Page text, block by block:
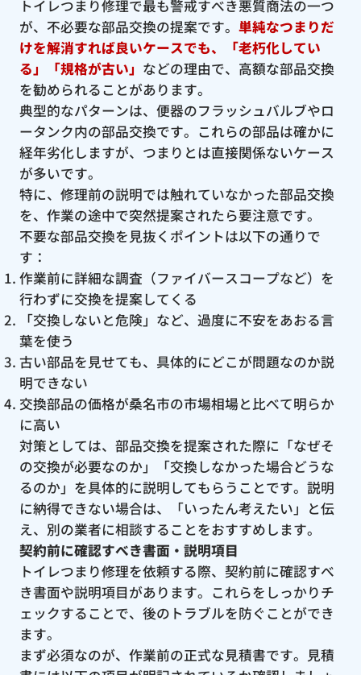
トイレつまり修理で最も警戒すべき悪質商法の一つ
が、不必要な部品交換の提案です。 単純なつまりだ
けを解消すれば良いケースでも、「老朽化してい
る」「規格が古い」 などの理由で、高額な部品交換
を勧められることがあります。
典型的なパターンは、便器のフラッシュバルブやロ
ータンク内の部品交換です。これらの部品は確かに
経年劣化しますが、つまりとは直接関係ないケース
が多いです。
特に、修理前の説明では触れていなかった部品交換
を、作業の途中で突然提案されたら要注意です。
不要な部品交換を見抜くポイントは以下の通りで
す：
作業前に詳細な調査（ファイバースコープなど）を
行わずに交換を提案してくる
「交換しないと危険」など、過度に不安をあおる言
葉を使う
古い部品を見せても、具体的にどこが問題なのか説
明できない
交換部品の価格が桑名市の市場相場と比べて明らか
に高い
対策としては、部品交換を提案された際に「なぜそ
の交換が必要なのか」「交換しなかった場合どうな
るのか」を具体的に説明してもらうことです。説明
に納得できない場合は、「いったん考えたい」と伝
え、別の業者に相談することをおすすめします。
契約前に確認すべき書面・説明項目
トイレつまり修理を依頼する際、契約前に確認すべ
き書面や説明項目があります。これらをしっかりチ
ェックすることで、後のトラブルを防ぐことができ
ます。
まず必須なのが、作業前の正式な見積書です。見積